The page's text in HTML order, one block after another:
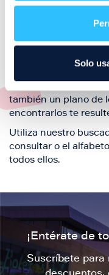
Solo
también de nuestra
tu visita.
El este directorio de
también un plano de
encontrarlos te
Utiliza nuestro
consultar o el
todos ellos.
¡Entérate de
Suscríbete para